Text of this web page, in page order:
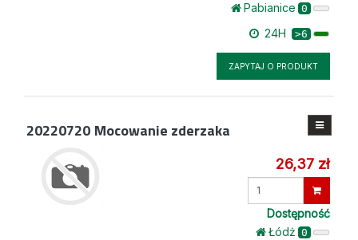
Pabianice 0
24H >6
ZAPYTAJ O PRODUKT
20220720 Mocowanie zderzaka
26,37 zł
Wprowadź
Dostępność
Łódż 0